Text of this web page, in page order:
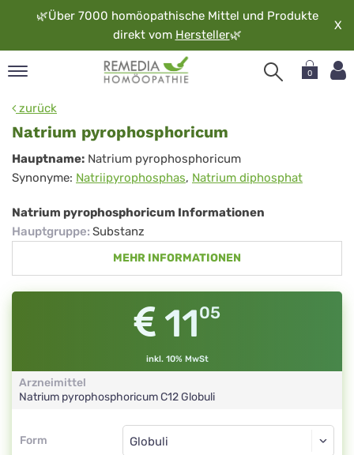
🌿Über 7000 homöopathische Mittel und Produkte
direkt vom Hersteller🌿
X
0
zurück
Natrium pyrophosphoricum
Natrium
pyrophosphoricum
Hauptname: Natrium pyrophosphoricum
Synonyme: Natriipyrophosphas, Natrium diphosphat
Natrium pyrophosphoricum Informationen
Hauptgruppe: Substanz
MEHR INFORMATIONEN
1105
inkl. 10% MwSt
Arzneimittel
Natrium pyrophosphoricumC12Globuli
Form
Form